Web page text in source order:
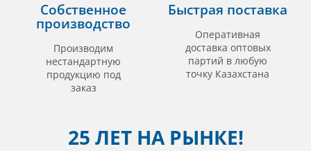
Собственное
производство
Производим
нестандартную
продукцию под
заказ
Быстрая поставка
Оперативная
доставка оптовых
партий в любую
точку Казахстана
25 ЛЕТ НА РЫНКЕ!